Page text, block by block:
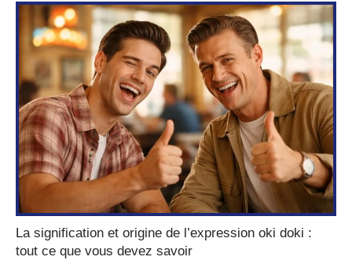
La signification et origine de l’expression oki doki :
tout ce que vous devez savoir